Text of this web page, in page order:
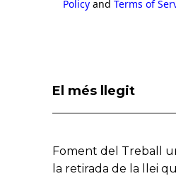
Policy and Terms of
El més llegit
Foment del Treball
la retirada de la llei